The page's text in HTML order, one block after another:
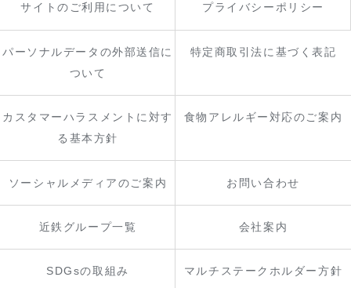
サイトのご利用について プライバシーポリシー
パーソナルデータの外部送信に
ついて
特定商取引法に基づく表記
カスタマーハラスメントに対す
る基本方針
食物アレルギー対応のご案内
ソーシャルメディアのご案内 お問い合わせ
近鉄グループ一覧 会社案内
SDGsの取組み マルチステークホルダー方針